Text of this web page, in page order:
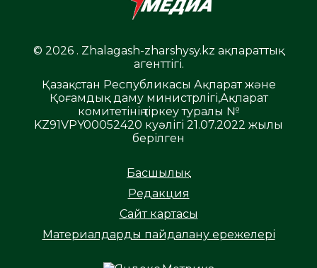
© 2026 . Zhalagash-zharshysy.kz ақпараттық
агенттігі.
Қазақстан Республикасы Ақпарат және
Қоғамдық даму министрлігі,Ақпарат
комитетінің тіркеу туралы №
KZ91VPY00052420 куәлігі 21.07.2022 жылы
берілген
Басшылық
Редакция
Сайт картасы
Материалдарды пайдалану ережелері